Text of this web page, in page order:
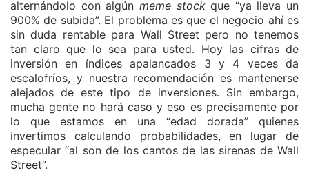
alternándolo con algún meme stockque “ya lleva un
900% de subida”. El problema es que el negocio ahí es
sin duda rentable para Wall Street pero no tenemos
tan claro que lo sea para usted. Hoy las cifras de
inversión en índices apalancados 3 y 4 veces da
escalofríos, y nuestra recomendación es mantenerse
alejados de este tipo de inversiones. Sin embargo,
mucha gente no hará caso y eso es precisamente por
lo que estamos en una “edad dorada” quienes
invertimos calculando probabilidades, en lugar de
especular “al son de los cantos de las sirenas de Wall
Street”.